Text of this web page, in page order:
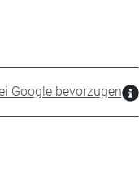
Google bevorzugen